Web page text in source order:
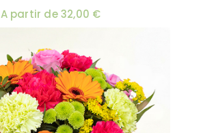
A partir de 32,00 €